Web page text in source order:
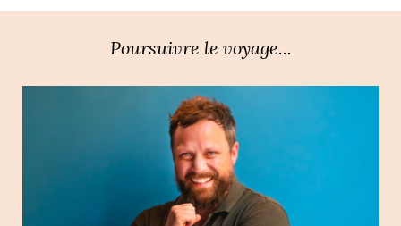
Poursuivre le voyage...